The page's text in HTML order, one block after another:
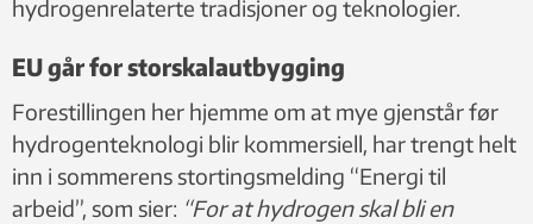
hydrogenrelaterte tradisjoner og teknologier.
EU går for storskalautbygging
Forestillingen her hjemme om at mye gjenstår før
hydrogenteknologi blir kommersiell, har trengt helt
inn i sommerens stortingsmelding “Energi til
arbeid”, som sier: “For at hydrogen skal bli en